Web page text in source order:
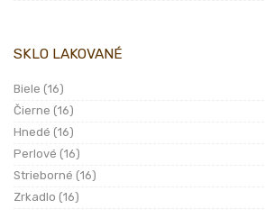
SKLO LAKOVANÉ
Biele (16)
Čierne (16)
Hnedé (16)
Perlové (16)
Strieborné (16)
Zrkadlo (16)